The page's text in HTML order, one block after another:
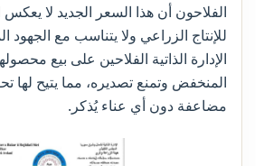
الفلاحون أن هذا السعر الجديد لا يعكس
للإنتاج الزراعي ولا يتناسب مع الجهود
الإدارة الذاتية الفلاحين على بيع
المنخفض وتمنع تصديره، مما يتيح لها
مضاعفة دون أي عناء يُذكر.